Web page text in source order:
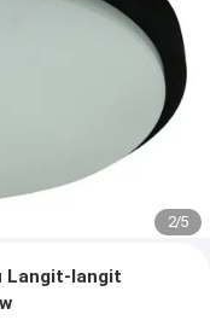
2/5
Langit-langit